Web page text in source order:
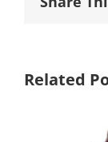
Related